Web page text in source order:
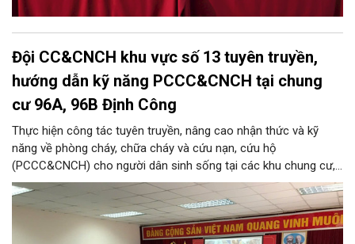
Đội CC&CNCH khu vực số 13 tuyên truyền,
hướng dẫn kỹ năng PCCC&CNCH tại chung
cư 96A, 96B Định Công
Thực hiện công tác tuyên truyền, nâng cao nhận thức và kỹ
năng về phòng cháy, chữa cháy và cứu nạn, cứu hộ
(PCCC&CNCH) cho người dân sinh sống tại các khu chung cư,
ngày 31/7/2026, Đội Cảnh sát chữa cháy và cứu nạn, cứu hộ
khu vực số 13 - Phòng Cảnh sát PCCC&CNCH, Công an thành
phố Hà Nội đã phối hợp với Ban quản lý hai tòa nhà chung cư
96A và 96B Định Công (phường Phương Liệt, thành phố Hà Nội)